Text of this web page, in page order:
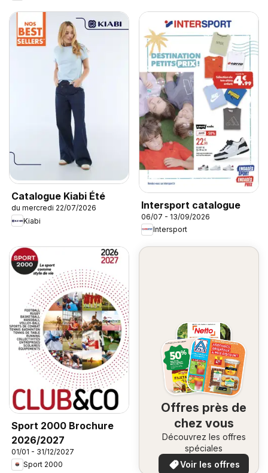
Catalogue Kiabi Été
du mercredi 22/07/2026
Kiabi
Intersport catalogue
06/07 - 13/09/2026
Intersport
Sport 2000 Brochure
2026/2027
01/01 - 31/12/2027
Sport 2000
Offres près de
chez vous
Découvrez les offres
spéciales
Voir les offres